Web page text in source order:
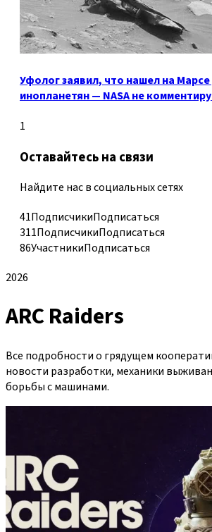
Уфолог заявил, что нашел на Марсе
инопланетян — NASA не
1
Оставайтесь на связи
Найдите нас в социальных сетях
41ПодписчикиПодписаться
311ПодписчикиПодписаться
86УчастникиПодписаться
2026
ARC Raiders
Все подробности о грядущем
новости разработки, механики
борьбы с машинами.